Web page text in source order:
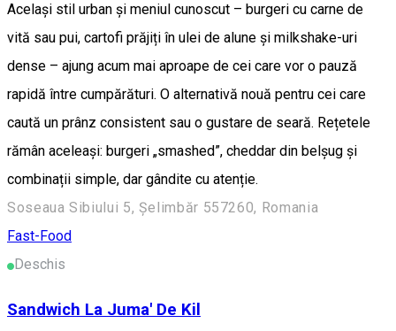
Același stil urban și meniul cunoscut – burgeri cu carne de
vită sau pui, cartofi prăjiți în ulei de alune și milkshake-uri
dense – ajung acum mai aproape de cei care vor o pauză
rapidă între cumpărături. O alternativă nouă pentru cei care
caută un prânz consistent sau o gustare de seară. Rețetele
rămân aceleași: burgeri „smashed”, cheddar din belșug și
combinații simple, dar gândite cu atenție.
Soseaua Sibiului 5, Șelimbăr 557260, Romania
Fast-Food
Deschis
Sandwich La Juma' De Kil